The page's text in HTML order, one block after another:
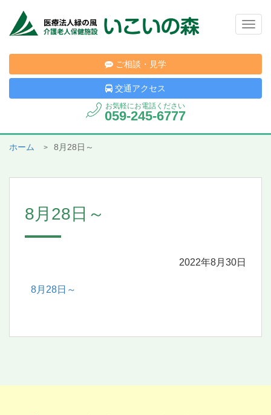
ご相談・見学
交通アクセス
お気軽にお電話ください
059-245-6777
ホーム 8月28日～
8月28日～
2022年8月30日
8月28日～